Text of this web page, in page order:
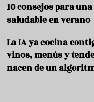
10 consejos para
saludable en verano
La IA ya cocina
vinos, menús y
nacen de un